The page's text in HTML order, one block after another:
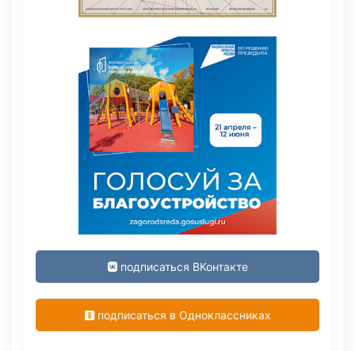
подписаться ВКонтакте
подписаться в Одноклассниках